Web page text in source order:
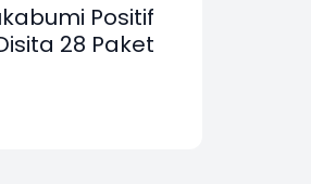
Positif
28 Paket